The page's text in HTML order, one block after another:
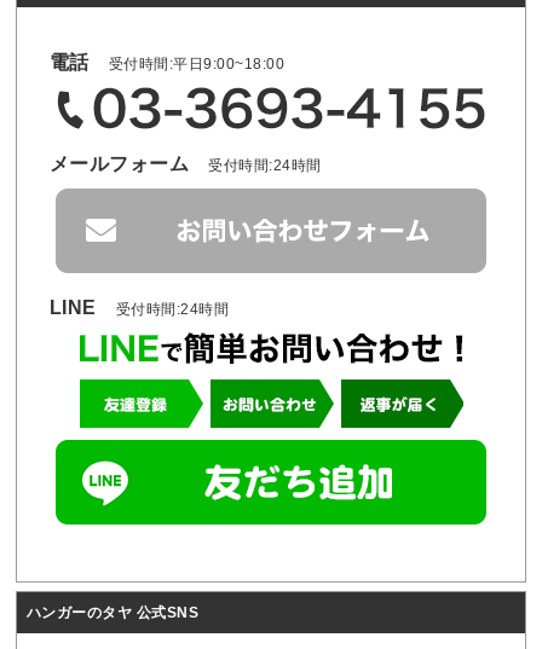
電話 受付時間:平日9:00~18:00
メールフォーム 受付時間:24時間
LINE 受付時間:24時間
ハンガーのタヤ 公式SNS